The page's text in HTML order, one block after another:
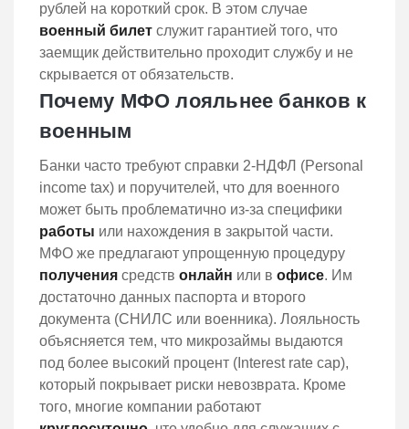
рублей на короткий срок. В этом случае
военный билет служит гарантией того, что
заемщик действительно проходит службу и не
скрывается от обязательств.
Почему МФО лояльнее банков к
военным
Банки часто требуют справки 2-НДФЛ (Personal
income tax) и поручителей, что для военного
может быть проблематично из-за специфики
работы или нахождения в закрытой части.
МФО же предлагают упрощенную процедуру
получения средств онлайн или в офисе. Им
достаточно данных паспорта и второго
документа (СНИЛС или военника). Лояльность
объясняется тем, что микрозаймы выдаются
под более высокий процент (Interest rate cap),
который покрывает риски невозврата. Кроме
того, многие компании работают